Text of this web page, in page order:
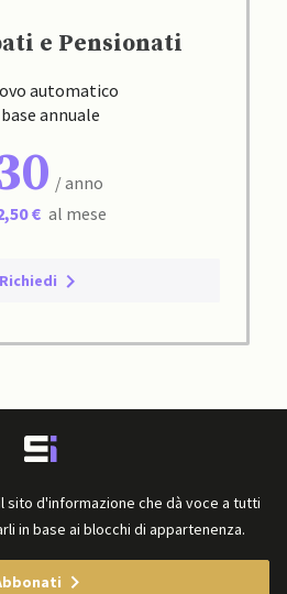
e Pensionati
automatico
annuale
/ anno
€ al mese
Richiedi
sito d'informazione che dà voce a tutti
in base ai blocchi di appartenenza.